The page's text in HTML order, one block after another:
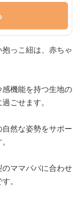
っこ紐は、赤ちゃ
機能を持つ生地の
ごせます。
然な姿勢をサポー
ママパパに合わせ
。